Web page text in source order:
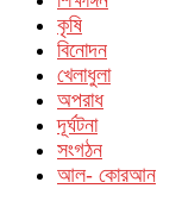
কৃষি
বিনোদন
খেলাধুলা
অপরাধ
দূর্ঘটনা
সংগঠন
আল- কোরআন